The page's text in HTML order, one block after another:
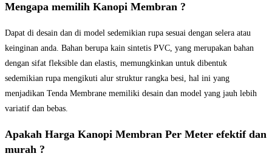
Mengapa memilih Kanopi Membran ?
Dapat di desain dan di model sedemikian rupa sesuai dengan selera atau
keinginan anda. Bahan berupa kain sintetis PVC, yang merupakan bahan
dengan sifat fleksible dan elastis, memungkinkan untuk dibentuk
sedemikian rupa mengikuti alur struktur rangka besi, hal ini yang
menjadikan Tenda Membrane memiliki desain dan model yang jauh lebih
variatif dan bebas.
Apakah Harga Kanopi Membran Per Meter efektif dan
murah ?